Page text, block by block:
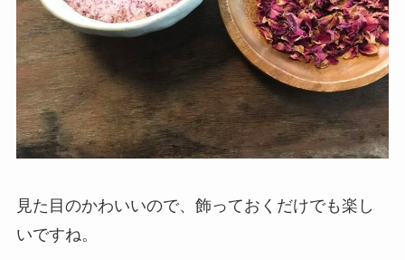
見た目のかわいいので、飾っておくだけでも楽し
いですね。